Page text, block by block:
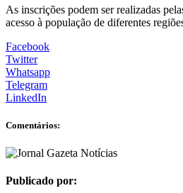
As inscrições podem ser realizadas
acesso à população de diferentes
Facebook
Twitter
Whatsapp
Telegram
LinkedIn
Comentários:
Publicado por: